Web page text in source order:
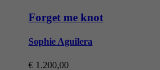
Forget me knot
Sophie Aguilera
€ 1.200,00